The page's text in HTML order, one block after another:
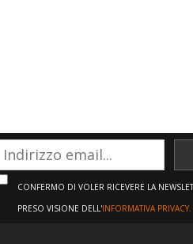
CONFERMO DI VOLER RICEVERE LA
PRESO VISIONE DELL'INFORMATIVA PRIVACY.